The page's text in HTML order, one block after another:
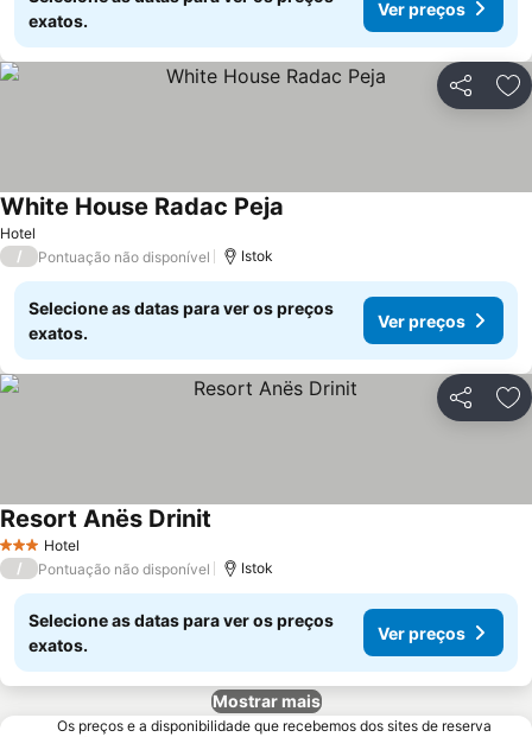
exatos.
Ver preços
Partilhar
Hotel
White House Radac Peja
/ Pontuação não disponível Istok
Selecione as datas para ver os preços
exatos.
Ver preços
Partilhar
3 EstrelasHotel
Resort Anës Drinit
/ Pontuação não disponível Istok
Selecione as datas para ver os preços
exatos.
Ver preços
Mostrar mais
Os preços e a disponibilidade que recebemos dos sites de reserva